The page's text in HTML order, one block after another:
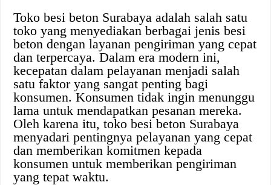
Toko besi beton Surabaya adalah salah satu
toko yang menyediakan berbagai jenis besi
beton dengan layanan pengiriman yang cepat
dan terpercaya. Dalam era modern ini,
kecepatan dalam pelayanan menjadi salah
satu faktor yang sangat penting bagi
konsumen. Konsumen tidak ingin menunggu
lama untuk mendapatkan pesanan mereka.
Oleh karena itu, toko besi beton Surabaya
menyadari pentingnya pelayanan yang cepat
dan memberikan komitmen kepada
konsumen untuk memberikan pengiriman
yang tepat waktu.